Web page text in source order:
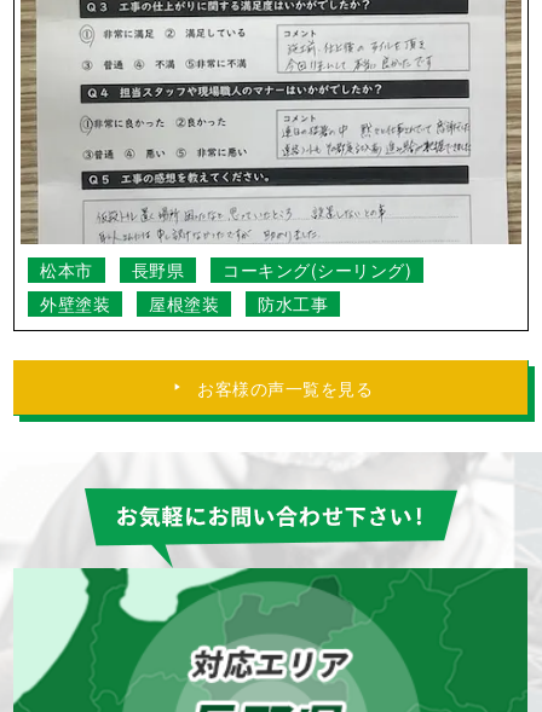
松本市 長野県
コーキング(シーリング)
外壁塗装
屋根塗装 防水工事
お客様の声一覧を見る